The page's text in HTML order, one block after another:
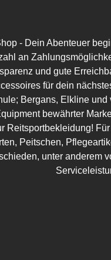
- Dein Abenteuer
an
und gute
für dein
Bergans, Elkline
bewährter
Reitsportbekleidung!
Peitschen,
unter anderem